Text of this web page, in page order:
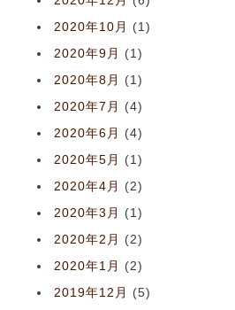
2020年10月
(1)
2020年9月
(1)
2020年8月
(1)
2020年7月
(4)
2020年6月
(4)
2020年5月
(1)
2020年4月
(2)
2020年3月
(1)
2020年2月
(2)
2020年1月
(2)
2019年12月
(5)